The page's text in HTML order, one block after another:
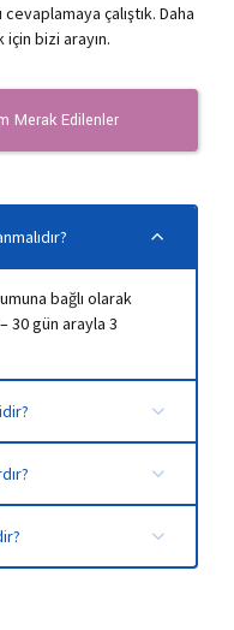
çalıştık. Daha
bizi arayın.
Merak Edilenler
bağlı olarak
30 gün arayla 3